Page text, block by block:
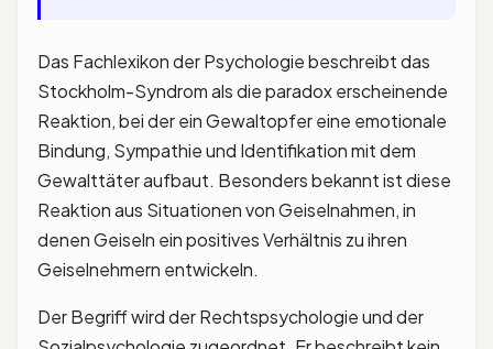
Das Fachlexikon der Psychologie beschreibt das
Stockholm-Syndrom als die paradox erscheinende
Reaktion, bei der ein Gewaltopfer eine emotionale
Bindung, Sympathie und Identifikation mit dem
Gewalttäter aufbaut. Besonders bekannt ist diese
Reaktion aus Situationen von Geiselnahmen, in
denen Geiseln ein positives Verhältnis zu ihren
Geiselnehmern entwickeln.
Der Begriff wird der Rechtspsychologie und der